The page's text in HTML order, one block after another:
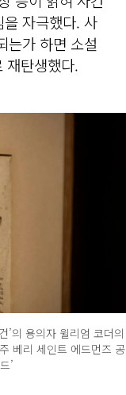
자극했다. 사
는가 하면 소설
재탄생했다.
’의 용의자 윌리엄 코더의
베리 세인트 에드먼즈 공
’